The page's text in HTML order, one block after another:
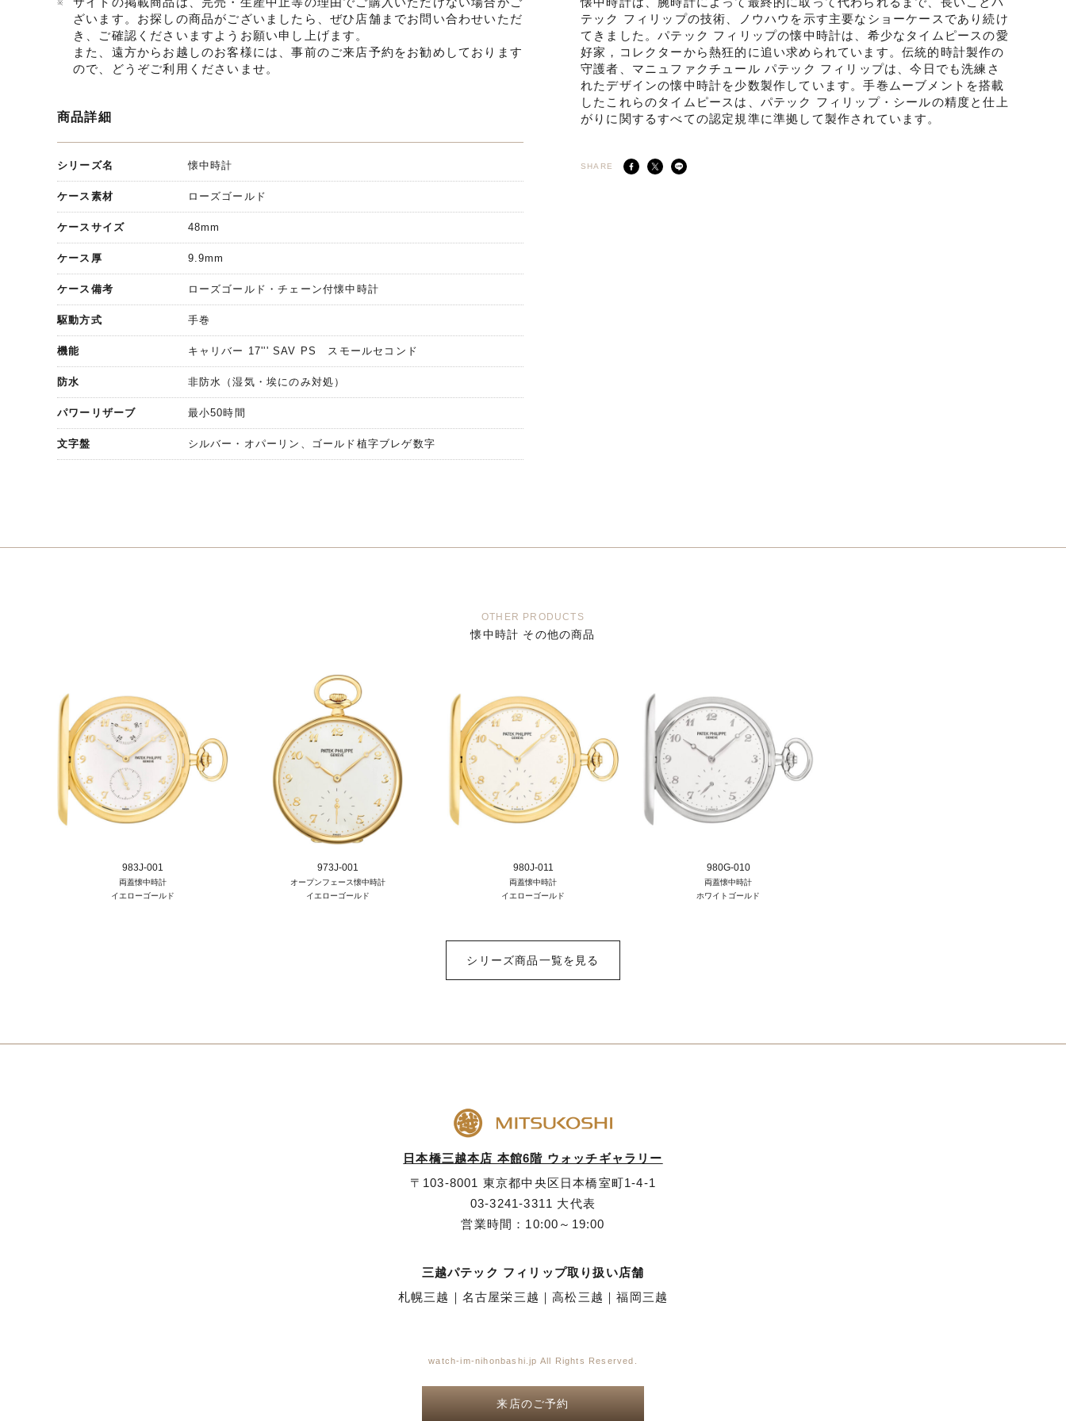
ざいます。お探しの商品がございましたら、ぜひ店舗までお問い合わせいただ
き、ご確認くださいますようお願い申し上げます。
また、遠方からお越しのお客様には、事前のご来店予約をお勧めしております
ので、どうぞご利用くださいませ。
商品詳細
シリーズ名 懐中時計
ケース素材 ローズゴールド
ケースサイズ 48mm
ケース厚 9.9mm
ケース備考 ローズゴールド・チェーン付懐中時計
駆動方式 手巻
機能 キャリバー 17''' SAV PS スモールセコンド
防水 非防水（湿気・埃にのみ対処）
パワーリザーブ 最小50時間
文字盤 シルバー・オパーリン、ゴールド植字ブレゲ数字
テック フィリップの技術、ノウハウを示す主要なショーケースであり続け
てきました。パテック フィリップの懐中時計は、希少なタイムピースの愛
好家，コレクターから熱狂的に追い求められています。伝統的時計製作の
守護者、マニュファクチュール パテック フィリップは、今日でも洗練さ
れたデザインの懐中時計を少数製作しています。手巻ムーブメントを搭載
したこれらのタイムピースは、パテック フィリップ・シールの精度と仕上
がりに関するすべての認定規準に準拠して製作されています。
SHARE
OTHER PRODUCTS
懐中時計 その他の商品
983J-001
両蓋懐中時計
イエローゴールド
973J-001
オープンフェース懐中時計
イエローゴールド
980J-011
両蓋懐中時計
イエローゴールド
980G-010
両蓋懐中時計
ホワイトゴールド
シリーズ商品一覧を見る
日本橋三越本店 本館6階 ウォッチギャラリー
〒103-8001 東京都中央区日本橋室町1-4-1
03-3241-3311 大代表
営業時間：10:00～19:00
三越パテック フィリップ取り扱い店舗
札幌三越 ｜ 名古屋栄三越 ｜高松三越 ｜福岡三越
watch-im-nihonbashi.jp All Rights Reserved.
来店のご予約